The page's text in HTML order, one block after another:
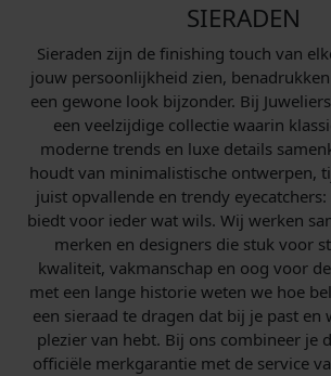
SIERADEN
Sieraden zijn de finishing touch van
jouw persoonlijkheid zien,
een gewone look bijzonder. Bij
een veelzijdige collectie waarin
moderne trends en luxe details
houdt van minimalistische ontwerpen,
juist opvallende en trendy
biedt voor ieder wat wils. Wij werken
merken en designers die stuk voor
kwaliteit, vakmanschap en oog voor
met een lange historie weten we hoe
een sieraad te dragen dat bij je past en
plezier van hebt. Bij ons combineer je
officiële merkgarantie met de service